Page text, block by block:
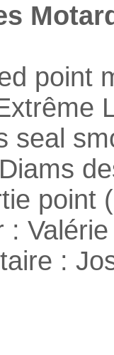
point
seal
point
:
: